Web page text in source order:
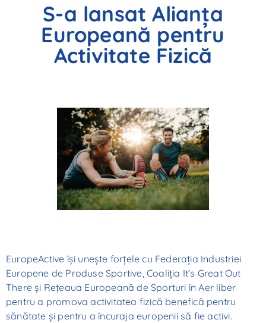
S-a lansat Alianța
Europeană pentru
Activitate Fizică
EuropeActive își unește forțele cu Federația Industriei
Europene de Produse Sportive, Coaliția It’s Great Out
There și Rețeaua Europeană de Sporturi în Aer liber
pentru a promova activitatea fizică benefică pentru
sănătate și pentru a încuraja europenii să fie activi.